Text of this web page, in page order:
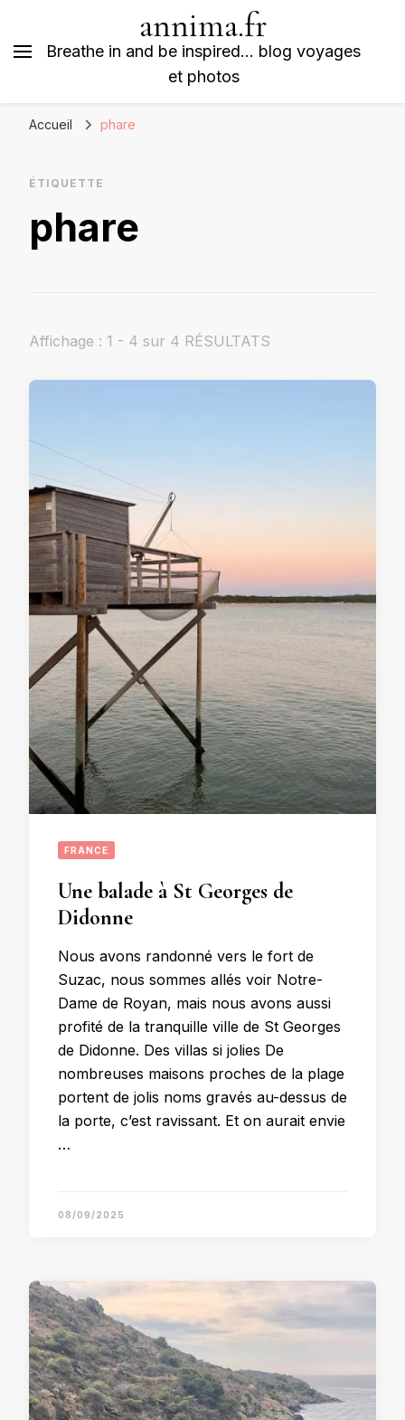
annima.fr
Breathe in and be inspired… blog voyages
et photos
Accueil phare
ÉTIQUETTE
phare
Affichage : 1 - 4 sur 4 RÉSULTATS
FRANCE
Une balade à St Georges de
Didonne
Nous avons randonné vers le fort de
Suzac, nous sommes allés voir Notre-
Dame de Royan, mais nous avons aussi
profité de la tranquille ville de St Georges
de Didonne. Des villas si jolies De
nombreuses maisons proches de la plage
portent de jolis noms gravés au-dessus de
la porte, c’est ravissant. Et on aurait envie
…
08/09/2025